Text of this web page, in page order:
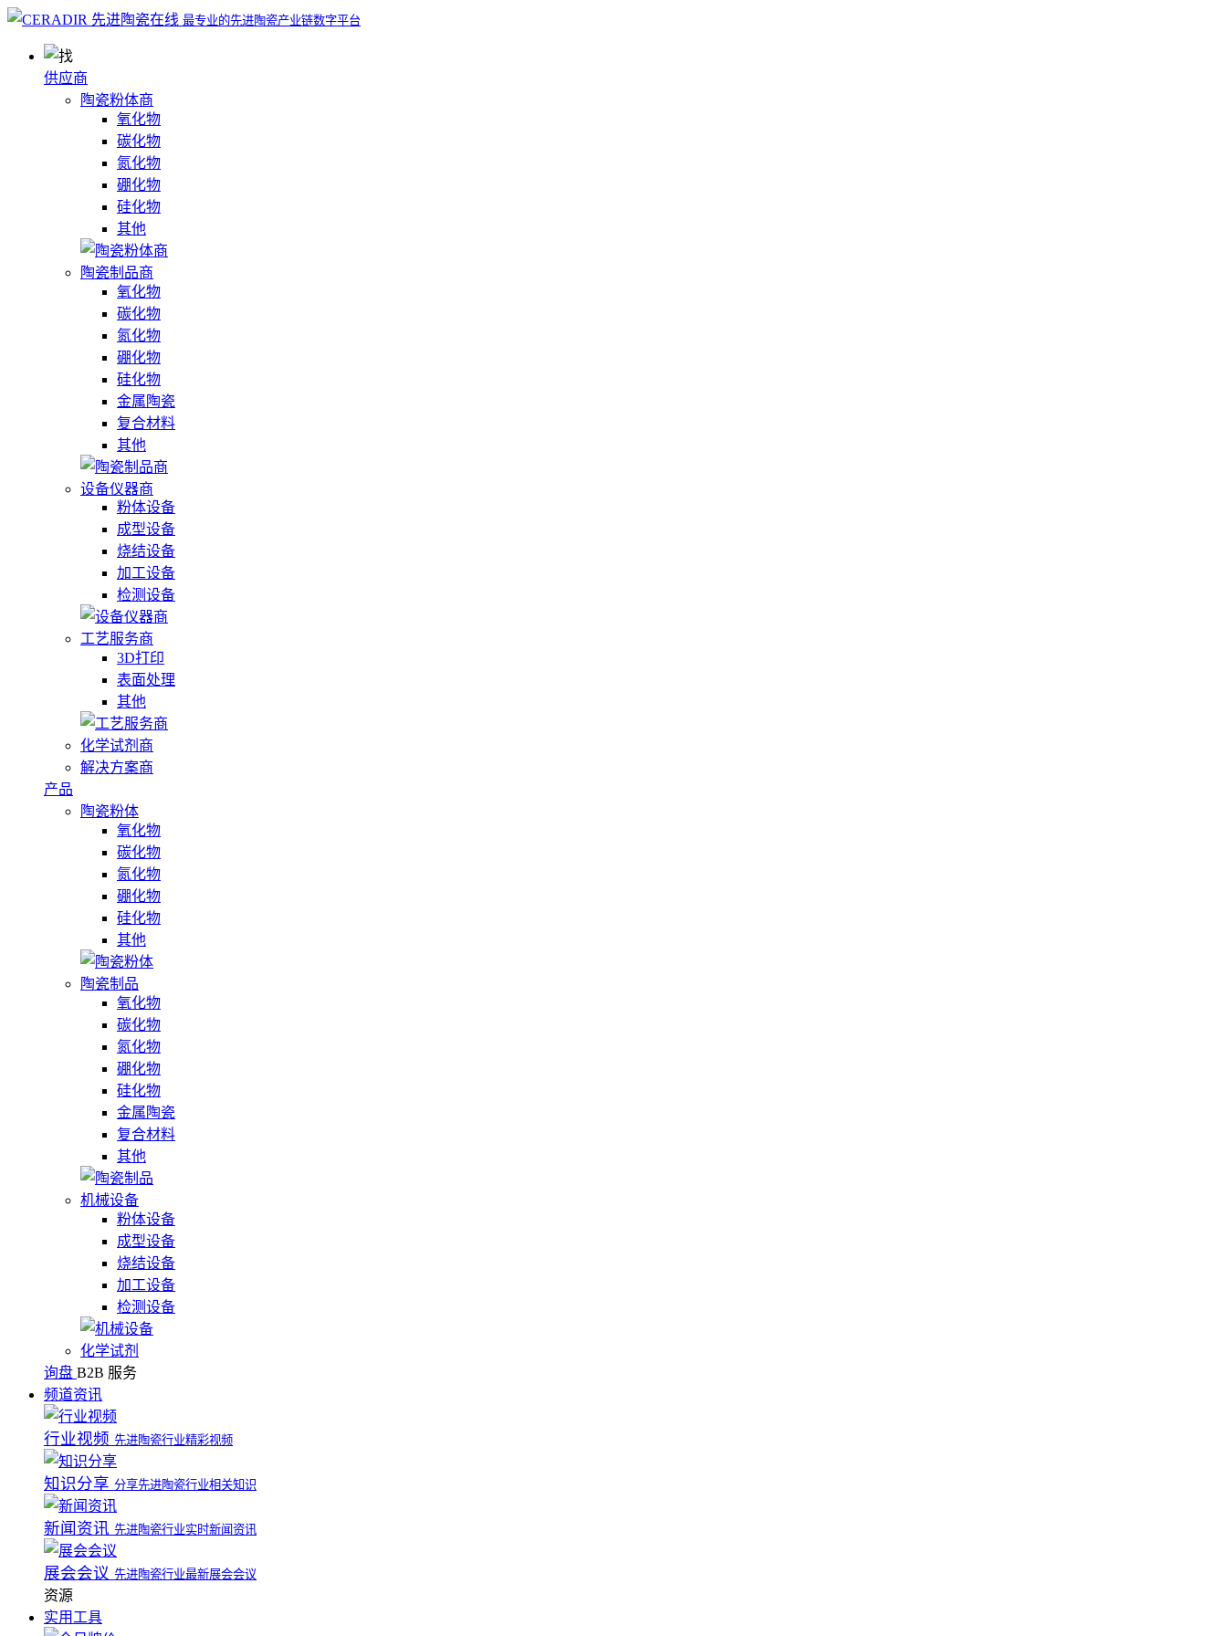
最专业的先进陶瓷产业链数字平台
供应商
陶瓷粉体商
氧化物
碳化物
氮化物
硼化物
硅化物
其他
陶瓷制品商
氧化物
碳化物
氮化物
硼化物
硅化物
金属陶瓷
复合材料
其他
设备仪器商
粉体设备
成型设备
烧结设备
加工设备
检测设备
工艺服务商
3D打印
表面处理
其他
化学试剂商
解决方案商
产品
陶瓷粉体
氧化物
碳化物
氮化物
硼化物
硅化物
其他
陶瓷制品
氧化物
碳化物
氮化物
硼化物
硅化物
金属陶瓷
复合材料
其他
机械设备
粉体设备
成型设备
烧结设备
加工设备
检测设备
化学试剂
询盘 B2B 服务
频道资讯
行业视频 先进陶瓷行业精彩视频
知识分享 分享先进陶瓷行业相关知识
新闻资讯 先进陶瓷行业实时新闻资讯
展会会议 先进陶瓷行业最新展会会议
资源
实用工具